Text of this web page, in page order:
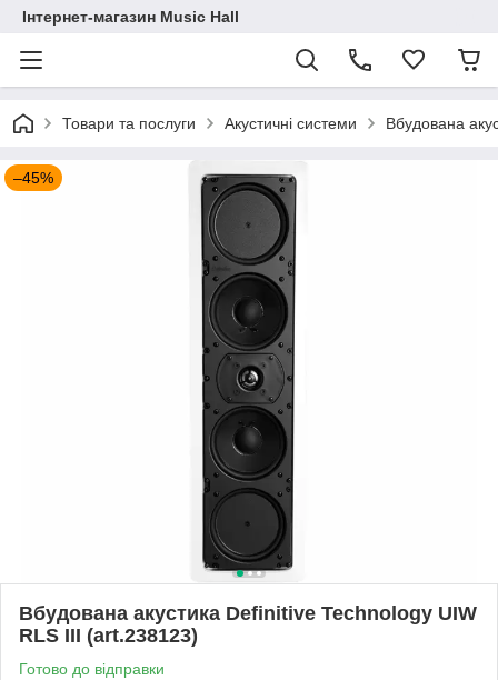
Інтернет-магазин Music Hall
Товари та послуги Акустичні системи Вбудована
–45%
Вбудована акустика Definitive Technology UIW
RLS III (art.238123)
Готово до відправки